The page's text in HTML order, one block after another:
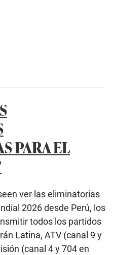
PARA EL
ver las eliminatorias
2026 desde Perú, los
todos los partidos
Latina, ATV (canal 9 y
(canal 4 y 704 en